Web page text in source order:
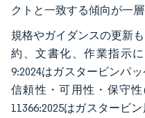
クトと一致する傾向が一層
規格やガイダンスの更新
約、文書化、作業指示
9:2024はガスタービンパ
信頼性・可用性・保守性
11366:2025はガスタービ